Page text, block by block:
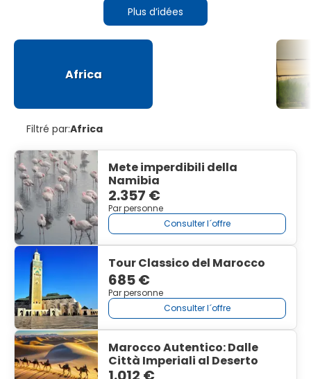
Plus d’idées
Africa
Filtré par:Africa
Mete imperdibili della
Namibia
2.357 €
Par personne
Consulter l´offre
Tour Classico del Marocco
685 €
Par personne
Consulter l´offre
Marocco Autentico: Dalle
Città Imperiali al Deserto